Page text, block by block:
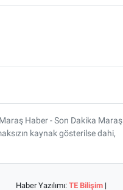
Haber - Son Dakika Maraş
kaynak gösterilse dahi,
Haber Yazılımı: TE Bilişim|